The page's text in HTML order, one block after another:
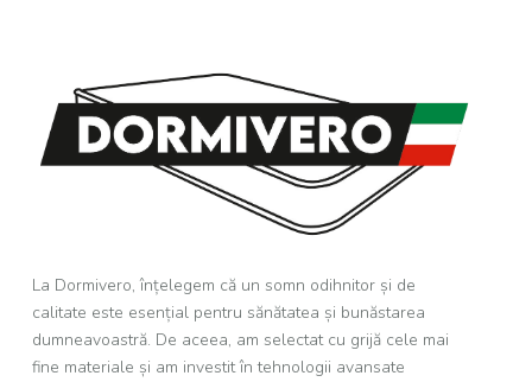
La Dormivero, înțelegem că un somn odihnitor și de
calitate este esențial pentru sănătatea și bunăstarea
dumneavoastră. De aceea, am selectat cu grijă cele mai
fine materiale și am investit în tehnologii avansate